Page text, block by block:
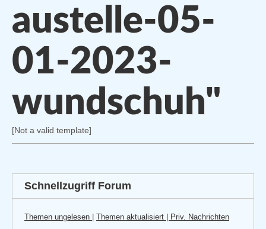
austelle-05-
01-2023-
wundschuh"
[Not a valid template]
Schnellzugriff Forum
Themen ungelesen Themen aktualisiert | Priv. Nachrichten